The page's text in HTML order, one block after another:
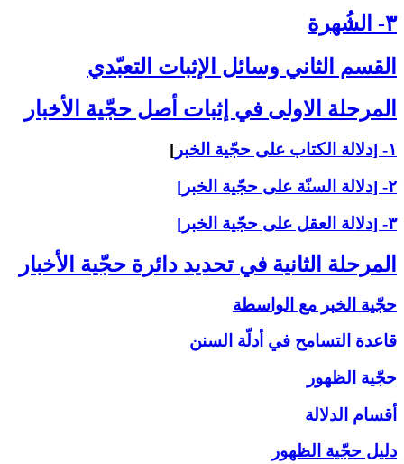
۳- الشُهرة
القسم الثاني ‏وسائل الإثبات التعبّدي‏
المرحلة الاولى ‏في إثبات أصل حجّية الأخبار
۱- [دلالة الكتاب على حجّية الخبر
]
۲- [دلالة السنّة على حجّية الخبر]
۳- [دلالة العقل على حجّية الخبر]
المرحلة الثانية في تحديد دائرة حجّية الأخبار
حجّية الخبر مع الواسطة
قاعدة التسامح في أدلّة السنن
حجّية الظهور
أقسام الدلالة
دليل حجّية الظهور